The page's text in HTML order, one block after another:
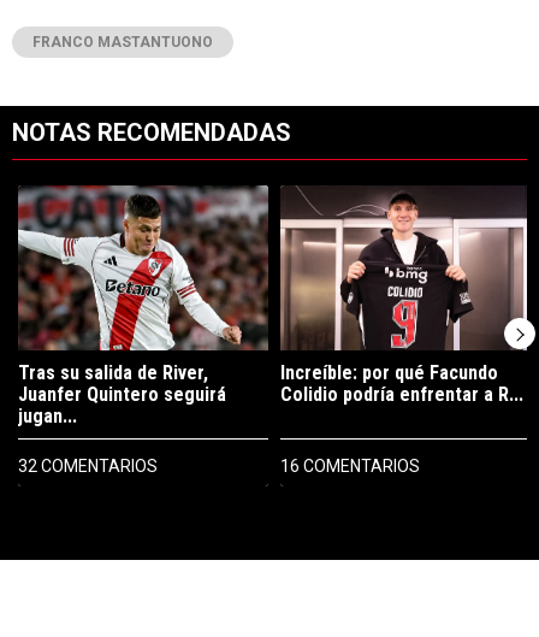
FRANCO MASTANTUONO
NOTAS RECOMENDADAS
Un artículo de tendencia con el título "Tras su salida de River,
Tras su salida de River,
Juanfer Quintero seguirá
jugan...
32 COMENTARIOS
Un artículo de tendencia con el
Increíble: por qué Facundo
Colidio podría enfrentar a R...
16 COMENTARIOS